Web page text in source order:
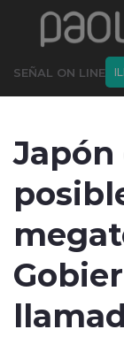
Click acá para ir
SEÑAL ON LINE